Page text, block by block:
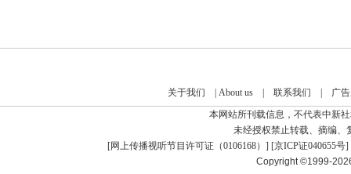
关于我们 About us| 联系我们
广
本网站所刊载信息，不代表中新
未经授权禁止转载、摘编、
[网上传播视听节目许可证（0106168） ] [京ICP证040655号]
Copyright ©1999-